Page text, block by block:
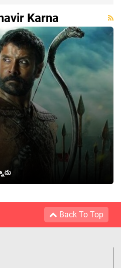
Karna
Back To Top